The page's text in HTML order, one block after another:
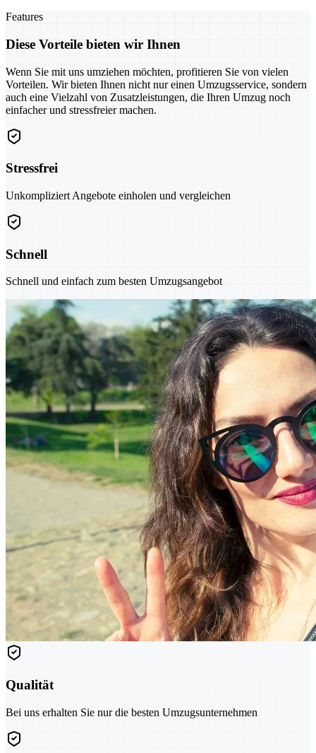
Features
Diese Vorteile bieten wir Ihnen
Wenn Sie mit uns umziehen möchten, profitieren Sie von vielen
Vorteilen. Wir bieten Ihnen nicht nur einen Umzugsservice, sondern
auch eine Vielzahl von Zusatzleistungen, die Ihren Umzug noch
einfacher und stressfreier machen.
Stressfrei
Unkompliziert Angebote einholen und vergleichen
Schnell
Schnell und einfach zum besten Umzugsangebot
Qualität
Bei uns erhalten Sie nur die besten Umzugsunternehmen